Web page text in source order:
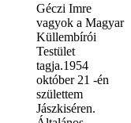
Géczi Imre
vagyok a Magyar
Küllembírói
Testület
tagja.1954
október 21 -én
születtem
Jászkiséren.